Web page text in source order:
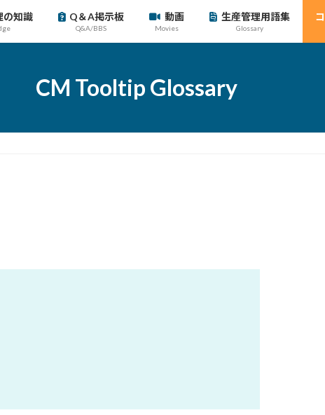
の知識 Q＆A掲示板
Q&A/BBS
動画
Movies
生産管理用語集
Glossary
CM Tooltip Glossary